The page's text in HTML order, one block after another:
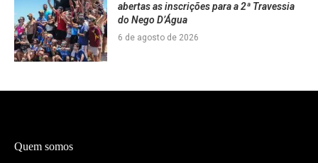
abertas as inscrições para a 2ª Travessia
do Nego D’Água
6 de agosto de 2026
Quem somos